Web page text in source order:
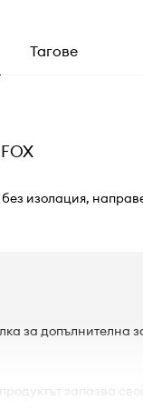
Тагове
изолация,
за допълнителна
запазва